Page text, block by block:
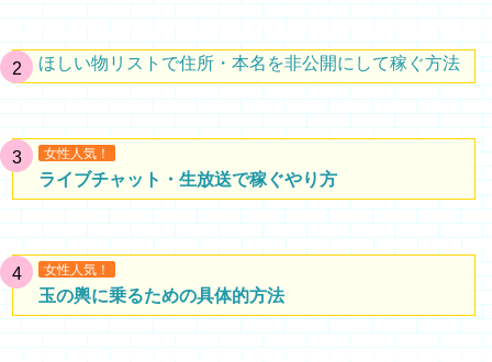
ほしい物リストで住所・本名を非公開にして稼ぐ方法
女性人気！
ライブチャット・生放送で稼ぐやり方
女性人気！
玉の輿に乗るための具体的方法